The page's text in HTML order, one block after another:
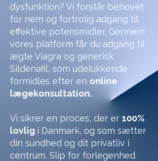
dysfunktion? Vi forstår behovet
for nem og fortrolig adgang til
effektive potensmidler. Gennem
vores platform får du adgang til
ægte Viagra og generisk
Sildenafil, som udelukkende
formidles efter en online
lægekonsultation.
Vi sikrer en proces, der er 100%
lovlig i Danmark, og som sætter
din sundhed og dit privatliv i
centrum. Slip for forlegenhed